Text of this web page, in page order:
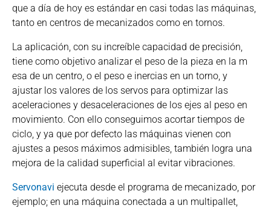
que a día de hoy es estándar en casi todas las máquinas,
tanto en centros de mecanizados como en tornos.
La aplicación, con su increíble capacidad de precisión,
tiene como objetivo analizar el peso de la pieza en la m
esa de un centro, o el peso e inercias en un torno, y
ajustar los valores de los servos para optimizar las
aceleraciones y desaceleraciones de los ejes al peso en
movimiento. Con ello conseguimos acortar tiempos de
ciclo, y ya que por defecto las máquinas vienen con
ajustes a pesos máximos admisibles, también logra una
mejora de la calidad superficial al evitar vibraciones.
Servonavi ejecuta desde el programa de mecanizado, por
ejemplo; en una máquina conectada a un multipallet,